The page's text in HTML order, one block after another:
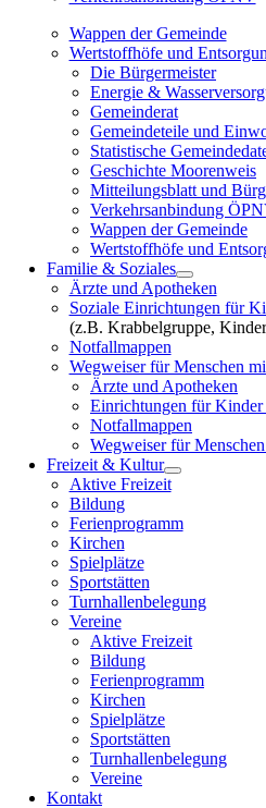
Wappen der Gemeinde
Wertstoffhöfe und
Die Bürgermeister
Energie &
Gemeinderat
Gemeindeteile und
Statistische
Geschichte Moorenweis
Mitteilungsblatt und
Verkehrsanbindung
Wappen der Gemeinde
Wertstoffhöfe und
Familie & Soziales
Ärzte und Apotheken
Soziale Einrichtungen für
(z.B. Krabbelgruppe,
Notfallmappen
Wegweiser für Menschen
Ärzte und Apotheken
Einrichtungen für Kinder
Notfallmappen
Wegweiser für
Freizeit & Kultur
Aktive Freizeit
Bildung
Ferienprogramm
Kirchen
Spielplätze
Sportstätten
Turnhallenbelegung
Vereine
Aktive Freizeit
Bildung
Ferienprogramm
Kirchen
Spielplätze
Sportstätten
Turnhallenbelegung
Vereine
Kontakt